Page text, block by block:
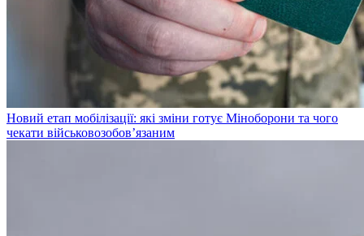
Новий етап мобілізації: які зміни готує Міноборони та чого
чекати військовозобов’язаним